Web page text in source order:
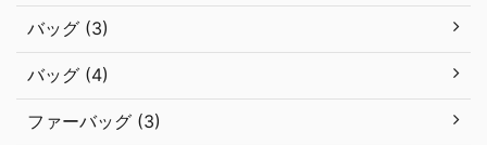
バッグ (3)
バッグ (4)
ファーバッグ (3)